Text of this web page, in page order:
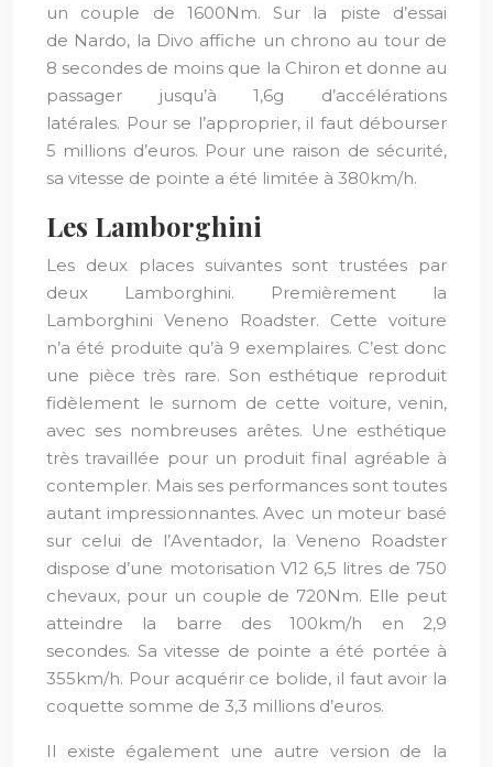
un couple de 1600Nm. Sur la piste d’essai
de Nardo, la Divo affiche un chrono au tour de
8 secondes de moins que la Chiron et donne au
passager jusqu’à 1,6g d’accélérations
latérales. Pour se l’approprier, il faut débourser
5 millions d’euros. Pour une raison de sécurité,
sa vitesse de pointe a été limitée à 380km/h.
Les Lamborghini
Les deux places suivantes sont trustées par
deux Lamborghini. Premièrement la
Lamborghini Veneno Roadster. Cette voiture
n’a été produite qu’à 9 exemplaires. C’est donc
une pièce très rare. Son esthétique reproduit
fidèlement le surnom de cette voiture, venin,
avec ses nombreuses arêtes. Une esthétique
très travaillée pour un produit final agréable à
contempler. Mais ses performances sont toutes
autant impressionnantes. Avec un moteur basé
sur celui de l’Aventador, la Veneno Roadster
dispose d’une motorisation V12 6,5 litres de 750
chevaux, pour un couple de 720Nm. Elle peut
atteindre la barre des 100km/h en 2,9
secondes. Sa vitesse de pointe a été portée à
355km/h. Pour acquérir ce bolide, il faut avoir la
coquette somme de 3,3 millions d’euros.
Il existe également une autre version de la